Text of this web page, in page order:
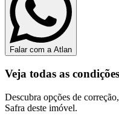
Falar com a Atlan
Veja todas as
Descubra opções de
Safra deste imóvel.